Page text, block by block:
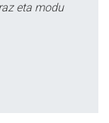
eta modu